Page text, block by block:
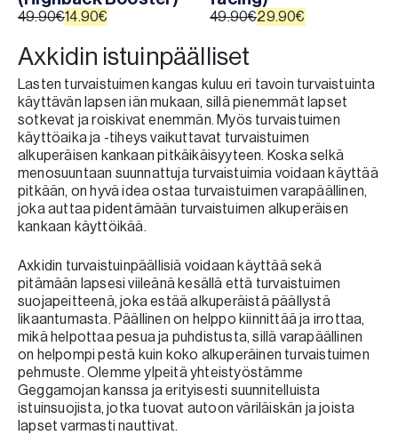
49.90€
hinta
oli:
49.90€.
14.90€
hinta
on:
14.90€.
49.90€
hinta
oli:
49.90€.
29.90€
hinta
on:
29.90€.
Axkidin istuinpäälliset
Lasten turvaistuimen kangas kuluu eri tavoin turvaistuinta
käyttävän lapsen iän mukaan, sillä pienemmät lapset
sotkevat ja roiskivat enemmän. Myös turvaistuimen
käyttöaika ja -tiheys vaikuttavat turvaistuimen
alkuperäisen kankaan pitkäikäisyyteen. Koska selkä
menosuuntaan suunnattuja turvaistuimia voidaan käyttää
pitkään, on hyvä idea ostaa turvaistuimen varapäällinen,
joka auttaa pidentämään turvaistuimen alkuperäisen
kankaan käyttöikää.
Axkidin turvaistuinpäällisiä voidaan käyttää sekä
pitämään lapsesi viileänä kesällä että turvaistuimen
suojapeitteenä, joka estää alkuperäistä päällystä
likaantumasta. Päällinen on helppo kiinnittää ja irrottaa,
mikä helpottaa pesua ja puhdistusta, sillä varapäällinen
on helpompi pestä kuin koko alkuperäinen turvaistuimen
pehmuste. Olemme ylpeitä yhteistyöstämme
Geggamojan kanssa ja erityisesti suunnitelluista
istuinsuojista, jotka tuovat autoon väriläiskän ja joista
lapset varmasti nauttivat.